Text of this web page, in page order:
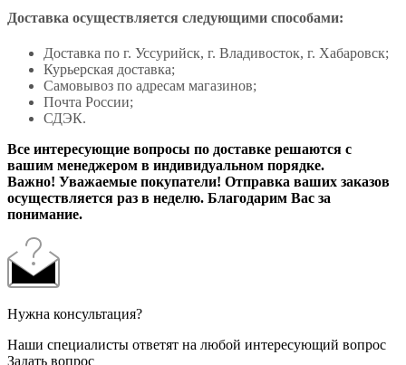
Доставка осуществляется следующими способами:
Доставка по г. Уссурийск, г. Владивосток, г. Хабаровск;
Курьерская доставка;
Самовывоз по адресам магазинов;
Почта России;
СДЭК.
Все интересующие вопросы по доставке решаются с
вашим менеджером в индивидуальном порядке.
Важно! Уважаемые покупатели! Отправка ваших заказов
осуществляется раз в неделю. Благодарим Вас за
понимание.
Нужна консультация?
Наши специалисты ответят на любой интересующий вопрос
Задать вопрос